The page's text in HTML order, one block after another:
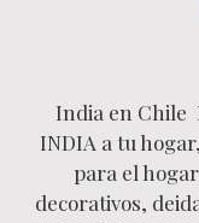
India en Chile
INDIA a tu
para el
decorativos,